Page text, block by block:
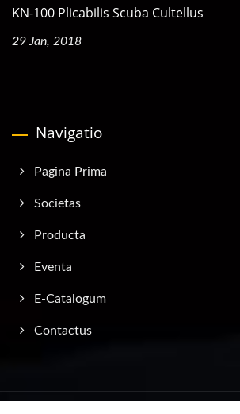
KN-100 Plicabilis Scuba Cultellus
29 Jan, 2018
Navigatio
Pagina Prima
Societas
Producta
Eventa
E-Catalogum
Contactus